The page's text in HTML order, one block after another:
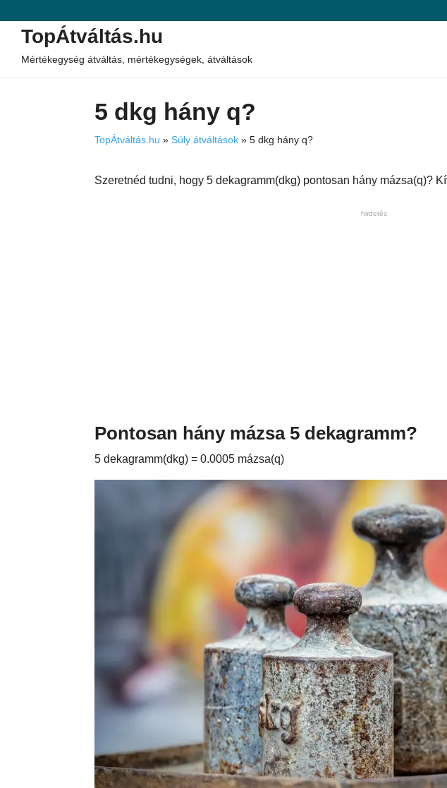
TopÁtváltás.hu
Mértékegység átváltás, mértékegységek, átváltások
5 dkg hány q?
TopÁtváltás.hu »Súly átváltások »5 dkg hány q?
Szeretnéd tudni, hogy 5 dekagramm(dkg) pontosan hány mázsa(q)?
hirdetés
Pontosan hány mázsa 5 dekagramm?
5 dekagramm(dkg) = 0.0005 mázsa(q)